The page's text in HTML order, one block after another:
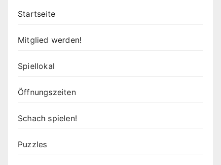
Startseite
Mitglied werden!
Spiellokal
Öffnungszeiten
Schach spielen!
Puzzles